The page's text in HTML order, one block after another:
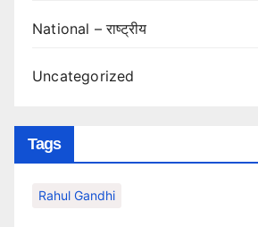
National – राष्ट्रीय
Uncategorized
Tags
Rahul Gandhi